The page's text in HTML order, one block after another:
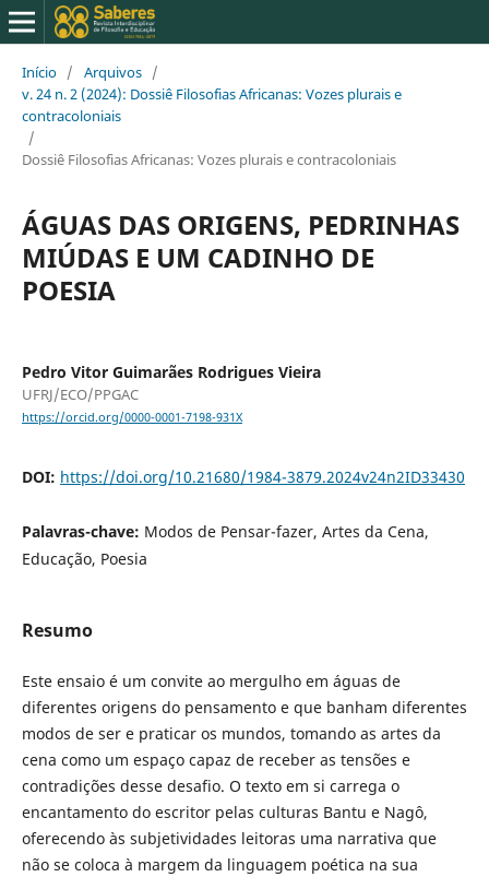
Início / Arquivos /
v. 24 n. 2 (2024): Dossiê Filosofias Africanas: Vozes plurais e
contracoloniais
/
Dossiê Filosofias Africanas: Vozes plurais e contracoloniais
ÁGUAS DAS ORIGENS, PEDRINHAS
MIÚDAS E UM CADINHO DE
POESIA
Pedro Vitor Guimarães Rodrigues Vieira
UFRJ/ECO/PPGAC
https://orcid.org/0000-0001-7198-931X
DOI: https://doi.org/10.21680/1984-3879.2024v24n2ID33430
Palavras-chave: Modos de Pensar-fazer, Artes da Cena,
Educação, Poesia
Resumo
Este ensaio é um convite ao mergulho em águas de
diferentes origens do pensamento e que banham diferentes
modos de ser e praticar os mundos, tomando as artes da
cena como um espaço capaz de receber as tensões e
contradições desse desafio. O texto em si carrega o
encantamento do escritor pelas culturas Bantu e Nagô,
oferecendo às subjetividades leitoras uma narrativa que
não se coloca à margem da linguagem poética na sua